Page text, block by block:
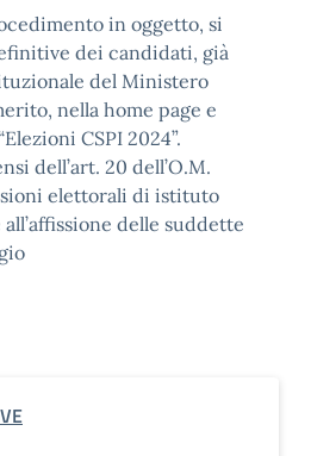
in oggetto, si
dei candidati, già
del Ministero
nella home page e
CSPI 2024”.
dell’art. 20 dell’O.M.
elettorali di istituto
delle suddette